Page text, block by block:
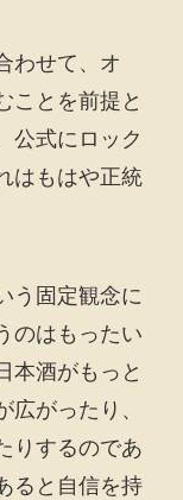
わせて、オ
ことを前提と
公式にロック
はもはや正統
う固定観念に
のはもったい
本酒がもっと
がったり、
りするのであ
ると自信を持